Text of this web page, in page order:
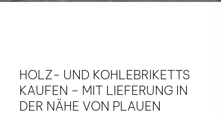
HOLZ- UND KOHLEBRIKETTS
KAUFEN – MIT LIEFERUNG IN
DER NÄHE VON PLAUEN